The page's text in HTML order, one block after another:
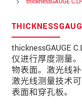
thicknessGAUGE C.LP
thicknessGAUGE
仪进行厚度测量
物表面。激光线
激光线测量技术
表面和穿孔板。
国家*
电话
电子邮件*